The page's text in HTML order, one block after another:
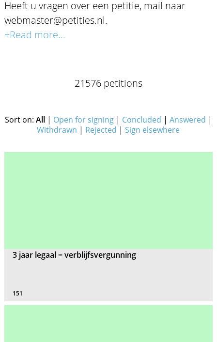
Heeft u vragen over een petitie, mail naar
webmaster@petities.nl.
+Read more...
21576 petitions
Sort on: All| Open for signing| Concluded | Answered |
Withdrawn | Rejected |Sign elsewhere
3 jaar legaal = verblijfsvergunning
151